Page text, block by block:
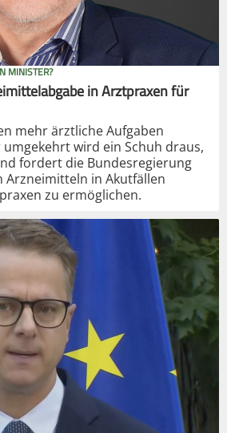
MINISTER?
in Arztpraxen für
mehr ärztliche Aufgaben
wird ein Schuh draus,
fordert die Bundesregierung
Arzneimitteln in Akutfällen
zu ermöglichen.